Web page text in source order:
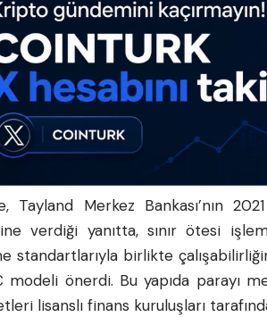
Tayland Merkez Bankası’nın
verdiği yanıtta, sınır ötesi
standartlarıyla birlikte
modeli önerdi. Bu yapıda parayı
lisanslı finans kuruluşları